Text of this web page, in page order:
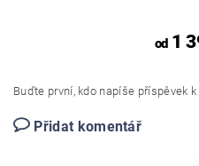
od1
Buďte první, kdo napíše příspěvek
Přidat komentář